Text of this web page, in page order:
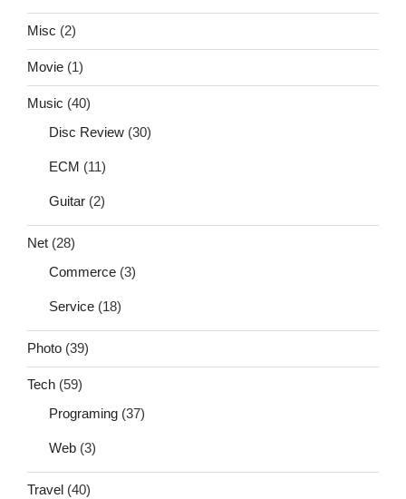
Misc (2)
Movie (1)
Music (40)
Disc Review (30)
ECM (11)
Guitar (2)
Net (28)
Commerce (3)
Service (18)
Photo (39)
Tech (59)
Programing (37)
Web (3)
Travel (40)